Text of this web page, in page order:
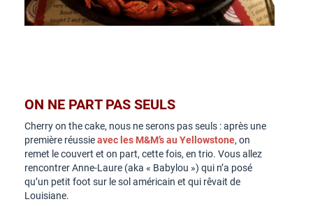
ON NE PART PAS SEULS
Cherry on the cake, nous ne serons pas seuls : après une
première réussieavec les M&M’s au Yellowstone, on
remet le couvert et on part, cette fois, en trio. Vous allez
rencontrer Anne-Laure (aka « Babylou ») qui n’a posé
qu’un petit foot sur le sol américain et qui rêvait de
Louisiane.